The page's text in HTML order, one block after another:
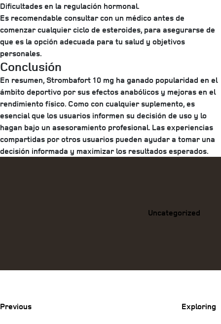
Dificultades en la regulación hormonal.
Es recomendable consultar con un médico antes de
comenzar cualquier ciclo de esteroides, para asegurarse de
que es la opción adecuada para tu salud y objetivos
personales.
Conclusión
En resumen, Strombafort 10 mg ha ganado popularidad en el
ámbito deportivo por sus efectos anabólicos y mejoras en el
rendimiento físico. Como con cualquier suplemento, es
esencial que los usuarios informen su decisión de uso y lo
hagan bajo un asesoramiento profesional. Las experiencias
compartidas por otros usuarios pueden ayudar a tomar una
decisión informada y maximizar los resultados esperados.
Uncategorized
Previous
Exploring